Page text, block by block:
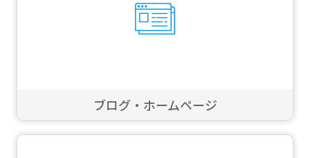
ブログ・ホームページ